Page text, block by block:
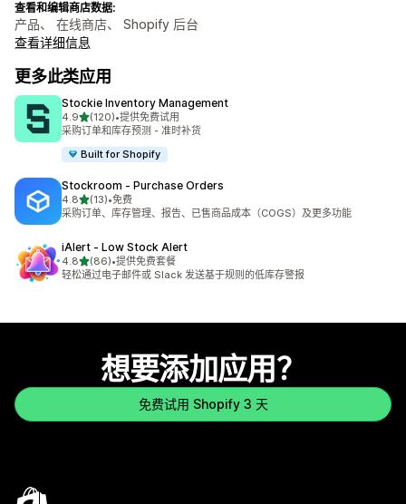
查看和编辑商店数据:
产品、 在线商店、 Shopify 后台
查看详细信息
更多此类应用
Stockie Inventory Management
4.9星（满分 5 星）
(120)
总共 120 条评论
•提供免费试用
采购订单和库存预测 - 准时补货
Built for Shopify
Stockroom ‑ Purchase Orders
4.8星（满分 5 星）
(13)
总共 13 条评论
•免费
采购订单、库存管理、报告、已售商品成本（COGS）及更多功能
iAlert ‑ Low Stock Alert
4.8星（满分 5 星）
(86)
总共 86 条评论
•提供免费套餐
轻松通过电子邮件或 Slack 发送基于规则的低库存警报
想要添加应用？
免费试用 Shopify 3 天